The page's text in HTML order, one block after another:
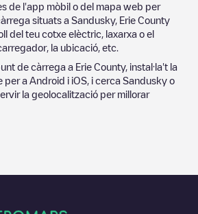
de l'app mòbil o del mapa web per
situats a Sandusky, Erie County
del teu cotxe elèctric, laxarxa o el
la ubicació, etc.
de càrrega a Erie County, instal·la't la
per a Android i iOS, i cerca Sandusky o
la geolocalització per millorar